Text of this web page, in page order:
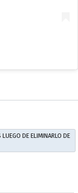
DE ELIMINARLO DE